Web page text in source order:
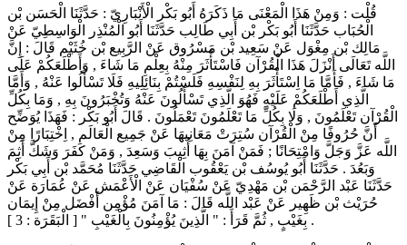
قُلْت : وَمِنْ هَذَا الْمَعْنَى مَا ذَكَرَهُ أَبُو بَكْر الْأَنْبَارِيّ : حَدَّثَنَا الْحَسَن بْن
الْحُبَاب حَدَّثَنَا أَبُو بَكْر بْن أَبِي طَالِب حَدَّثَنَا أَبُو الْمُنْذِر الْوَاسِطِيّ عَنْ
مَالِك بْن مِغْوَل عَنْ سَعِيد بْن مَسْرُوق عَنْ الرَّبِيع بْن خُثَيْم قَالَ : إِنَّ
اللَّه تَعَالَى أَنْزَلَ هَذَا الْقُرْآن فَاسْتَأْثَرَ مِنْهُ بِعِلْمِ مَا شَاءَ , وَأَطْلَعَكُمْ عَلَى
مَا شَاءَ , فَأَمَّا مَا اِسْتَأْثَرَ بِهِ لِنَفْسِهِ فَلَسْتُمْ بِنَائِلِيهِ فَلَا تَسْأَلُوا عَنْهُ , وَأَمَّا
الَّذِي أَطْلَعَكُمْ عَلَيْهِ فَهُوَ الَّذِي تَسْأَلُونَ عَنْهُ وَتُخْبَرُونَ بِهِ , وَمَا بِكُلِّ
الْقُرْآن تَعْلَمُونَ , وَلَا بِكُلِّ مَا تَعْلَمُونَ تَعْمَلُونَ . قَالَ أَبُو بَكْر : فَهَذَا يُوَضِّح
أَنَّ حُرُوفًا مِنْ الْقُرْآن سُتِرَتْ مَعَانِيهَا عَنْ جَمِيع الْعَالَم , اِخْتِبَارًا مِنْ
اللَّه عَزَّ وَجَلَّ وَامْتِحَانًا ; فَمَنْ آمَنَ بِهَا أُثِيبَ وَسَعِدَ , وَمَنْ كَفَرَ وَشَكَّ أَثِمَ
وَبَعُدَ . حَدَّثَنَا أَبُو يُوسُف بْن يَعْقُوب الْقَاضِي حَدَّثَنَا مُحَمَّد بْن أَبِي بَكْر
حَدَّثَنَا عَبْد الرَّحْمَن بْن مَهْدِيّ عَنْ سُفْيَان عَنْ الْأَعْمَش عَنْ عُمَارَة عَنْ
حُرَيْث بْن ظَهِير عَنْ عَبْد اللَّه قَالَ : مَا آمَنَ مُؤْمِن أَفْضَل مِنْ إِيمَان
بِغَيْبٍ , ثُمَّ قَرَأَ : " الَّذِينَ يُؤْمِنُونَ بِالْغَيْبِ " [ الْبَقَرَة : 3 ] .